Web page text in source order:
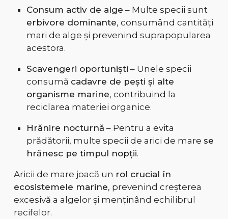
Consum activ de alge – Multe specii sunt
erbivore dominante, consumând cantități
mari de alge și prevenind suprapopularea
acestora.
Scavengeri oportuniști – Unele specii
consumă cadavre de pești și alte
organisme marine, contribuind la
reciclarea materiei organice.
Hrănire nocturnă – Pentru a evita
prădătorii, multe specii de arici de mare se
hrănesc pe timpul nopții.
Aricii de mare joacă un rol crucial în
ecosistemele marine, prevenind creșterea
excesivă a algelor și menținând echilibrul
recifelor.